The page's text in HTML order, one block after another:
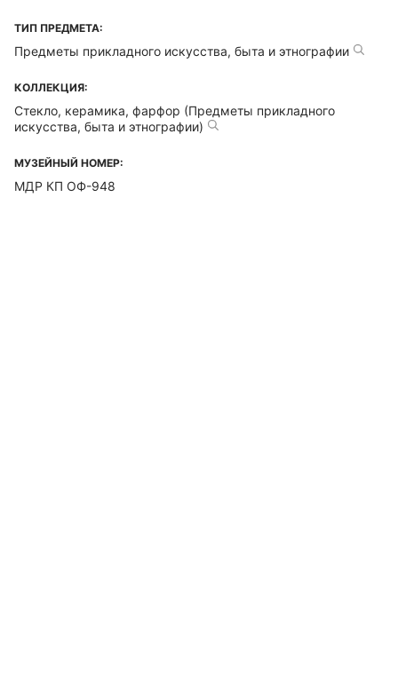
ТИП ПРЕДМЕТА:
Предметы прикладного искусства, быта и этнографии
КОЛЛЕКЦИЯ:
Стекло, керамика, фарфор (Предметы прикладного
искусства, быта и этнографии)
МУЗЕЙНЫЙ НОМЕР:
МДР КП ОФ-948